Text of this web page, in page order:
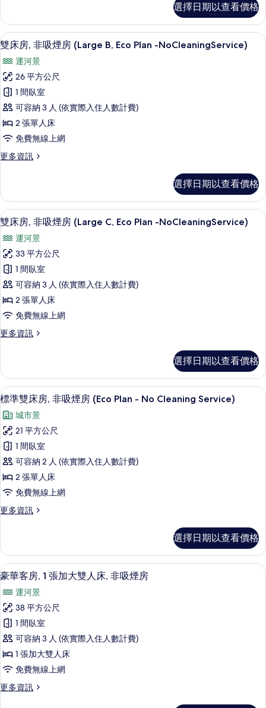
Eco
Plan
NoCleaningService)
的
所
有
相
片
房,
非
吸
房
(Large
A,
Eco
Plan
NoCleaningService)
的
情
選擇日期以查看價格
顯
示
雙
床
房,
非
吸
煙
房
Eco
Plan
NoCleaningService)
的
所
有
相
片
高級寢具、客房內保險箱、書桌、熨
5
雙床房, 非吸煙房 (Large B, Eco Plan -NoCleaningService)
運河景
26 平方公尺
1 間臥室
可容納 3 人 (依實際入住人數計費)
2 張單人床
免費無線上網
更多資訊
更
房,
非
吸
房
(Large
B,
Eco
Plan
NoCleaningService)
的
情
選擇日期以查看價格
顯
示
雙
床
房,
非
吸
煙
房
Eco
Plan
-
NoCleaningService)
的
所
有
相
片
高級寢具、客房內保險箱、書桌、熨
4
雙床房, 非吸煙房 (Large C, Eco Plan -NoCleaningService)
運河景
33 平方公尺
1 間臥室
可容納 3 人 (依實際入住人數計費)
2 張單人床
免費無線上網
更多資訊
更
房,
非
吸
房
(Large
C,
Eco
Plan
NoCleaningService)
的
情
選擇日期以查看價格
顯
示
標
準
雙
床
房,
非
吸
房
(Eco
Plan
-
No
Cleaning
Service)
的
所
有
相
高級寢具、客房內保險箱、書桌、熨
5
標準雙床房, 非吸煙房 (Eco Plan - No Cleaning Service)
城市景
21 平方公尺
1 間臥室
可容納 2 人 (依實際入住人數計費)
2 張單人床
免費無線上網
更多資訊
更
雙
床
房,
吸
煙
房
(Eco
Plan
No
Cleaning
的
選擇日期以查看價格
顯
示
豪
華
客
房,
1
張
加
高級寢具、客房內保險箱、書桌、熨
5
豪華客房, 1 張加大雙人床, 非吸煙房
運河景
38 平方公尺
1 間臥室
可容納 3 人 (依實際入住人數計費)
1 張加大雙人床
免費無線上網
更多資訊
更